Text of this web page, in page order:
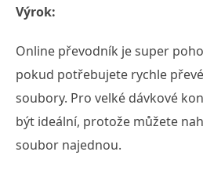
Výrok:
Online převodník je super
pokud potřebujete rychle
soubory. Pro velké dávkové
být ideální, protože můžete
soubor najednou.